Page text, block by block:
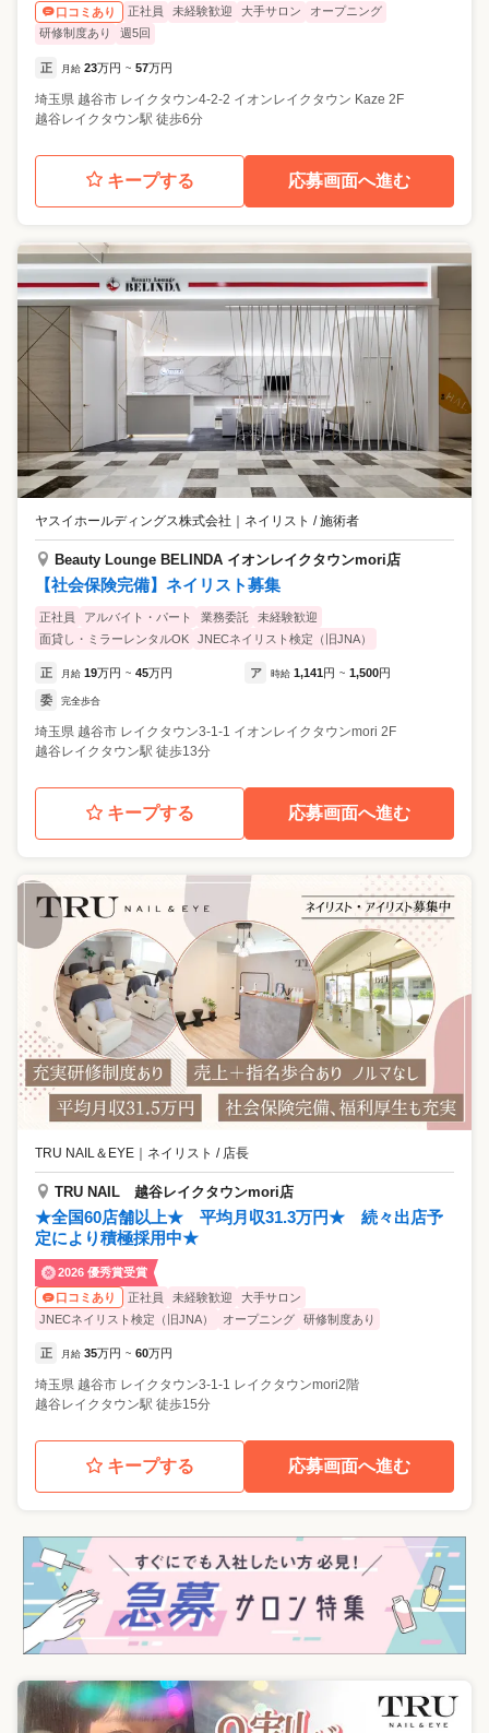
口コミあり 正社員 未経験歓迎 大手サロン
オープニング
研修制度あり
週5回
正 月給 23万円 ~ 57万円
埼玉県 越谷市 レイクタウン4-2-2 イオンレイクタウン Kaze 2F
越谷レイクタウン駅 徒歩6分
キープする 応募画面へ進む
ヤスイホールディングス株式会社 ネイリスト / 施術者
Beauty Lounge BELINDA イオンレイクタウンmori店
【社会保険完備】ネイリスト募集
正社員 アルバイト・パート 業務委託
未経験歓迎
面貸し・ミラーレンタルOK
JNECネイリスト検定（旧JNA）
正 月給 19万円 ~ 45万円 ア 時給 1,141円 ~ 1,500円
委 完全歩合
埼玉県 越谷市 レイクタウン3-1-1 イオンレイクタウンmori 2F
越谷レイクタウン駅 徒歩13分
キープする 応募画面へ進む
TRU NAIL＆EYE ネイリスト / 店長
TRU NAIL 越谷レイクタウンmori店
★全国60店舗以上★ 平均月収31.3万円★ 続々出店予
定により積極採用中★
2026 優秀賞受賞
口コミあり
正社員 未経験歓迎
大手サロン
JNECネイリスト検定（旧JNA）
オープニング 研修制度あり
正 月給 35万円 ~ 60万円
埼玉県 越谷市 レイクタウン3-1-1 レイクタウンmori2階
越谷レイクタウン駅 徒歩15分
キープする 応募画面へ進む